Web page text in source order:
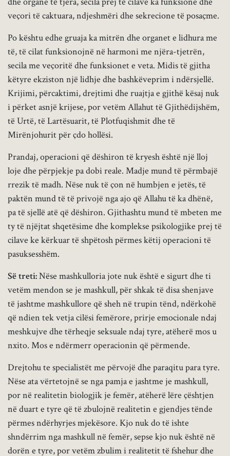
veçori të caktuara, ndjeshmëri dhe sekrecione të posaçme.
Po kështu edhe gruaja ka mitrën dhe organet e lidhura me
të, të cilat funksionojnë në harmoni me njëra-tjetrën,
secila me veçoritë dhe funksionet e veta. Midis të gjitha
këtyre ekziston një lidhje dhe bashkëveprim i ndërsjellë.
Krijimi, përcaktimi, drejtimi dhe ruajtja e gjithë kësaj nuk
i përket asnjë krijese, por vetëm Allahut të Gjithëdijshëm,
të Urtë, të Lartësuarit, të Plotfuqishmit dhe të
Mirënjohurit për çdo hollësi.
Prandaj, operacioni që dëshiron të kryesh është një lloj
loje dhe përpjekje pa dobi reale. Madje mund të përmbajë
rrezik të madh. Nëse nuk të çon në humbjen e jetës, të
paktën mund të të privojë nga ajo që Allahu të ka dhënë,
pa të sjellë atë që dëshiron. Gjithashtu mund të mbeten me
ty të njëjtat shqetësime dhe komplekse psikologjike prej të
cilave ke kërkuar të shpëtosh përmes këtij operacioni të
pasuksesshëm.
Së treti:Nëse mashkulloria jote nuk është e sigurt dhe ti
vetëm mendon se je mashkull, për shkak të disa shenjave
të jashtme mashkullore që sheh në trupin tënd, ndërkohë
që ndien tek vetja cilësi femërore, prirje emocionale ndaj
meshkujve dhe tërheqje seksuale ndaj tyre, atëherë mos u
nxito. Mos e ndërmerr operacionin që përmende.
Drejtohu te specialistët me përvojë dhe paraqitu para tyre.
Nëse ata vërtetojnë se nga pamja e jashtme je mashkull,
por në realitetin biologjik je femër, atëherë lëre çështjen
në duart e tyre që të zbulojnë realitetin e gjendjes tënde
përmes ndërhyrjes mjekësore. Kjo nuk do të ishte
shndërrim nga mashkull në femër, sepse kjo nuk është në
dorën e tyre, por vetëm zbulim i realitetit të fshehur dhe